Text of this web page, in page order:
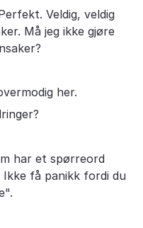
Veldig, veldig
Må jeg ikke gjøre
her.
har et spørreord
få panikk fordi du